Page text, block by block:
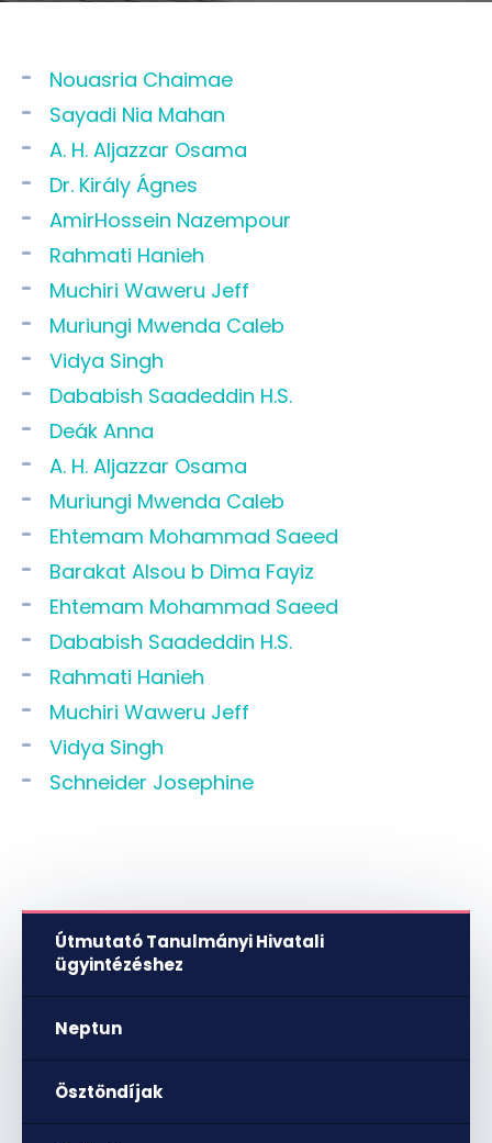
Nouasria Chaimae
Sayadi Nia Mahan
A. H. Aljazzar Osama
Dr. Király Ágnes
AmirHossein Nazempour
Rahmati Hanieh
Muchiri Waweru Jeff
Muriungi Mwenda Caleb
Vidya Singh
Dababish Saadeddin H.S.
Deák Anna
A. H. Aljazzar Osama
Muriungi Mwenda Caleb
Ehtemam Mohammad Saeed
Barakat Alsou b Dima Fayiz
Ehtemam Mohammad Saeed
Dababish Saadeddin H.S.
Rahmati Hanieh
Muchiri Waweru Jeff
Vidya Singh
Schneider Josephine
Útmutató Tanulmányi Hivatali
ügyintézéshez
Neptun
Ösztöndíjak